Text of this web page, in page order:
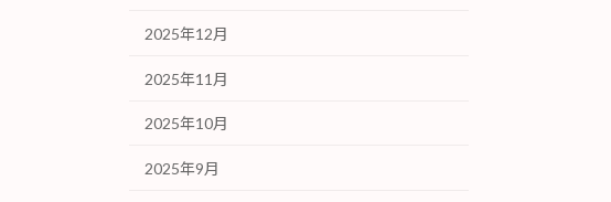
2025年12月
2025年11月
2025年10月
2025年9月